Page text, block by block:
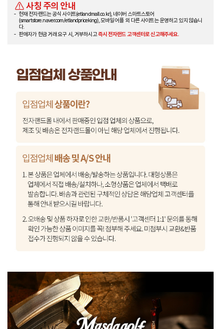
사칭 주의 안내
현재 전자랜드는 공식 사이트(etlandmall.co.kr), 네이버 스마트스토어
(smartstore.naver.com/etlandpriceking), 모바일 어플 외 다른 사이트는 운영하고 있지 않습니
다.
판매자가 현금 거래 요구 시, 거부하시고즉시 전자랜드 고객센터로 신고해주세요.